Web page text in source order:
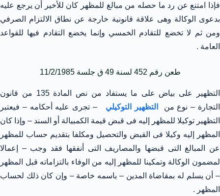
فإذا امتنع عن رد ما حصله من مبالغ للمظهر كان للأخير أن يرجع عليه
بدعوى الوكالة وهى علاقة قانونية خارجة عن نطاق الالتزام الصرفي
ومن ثم لا تخضع للتقادم الخمسي وإنما يخضع التقادم فيها للقواعد
العامة .
طعن رقم 452 لسنة 49 ق جلسة 11/2/1985
التظهير على بياض على ما يستفاد من نص المادة 135 من قانون
التجارة – نوع من
التظهير التوكيلي – تجرى عليه أحكامه – فيعتبر
التظهير توكيلا للمظهر إليه فى قبض قيمة الكمبيالة أو السند – وإذا كان
المظهر إليه وكيلا فى القبض والتحصيل ومكلفا بتقديم حساب للمظهر
عن المبالغ التى قبضها والمصاريف التى أنفقها فقد وجب – إعمالا
لمضمون الوكالة وتمكينا للمظهر إليه من الوفاء بالتزاماته قبل المظهر
– أن يسلم له بمقاضاة المدين – باسمه خاصة – وإن كان ذلك لحساب
المظهر .